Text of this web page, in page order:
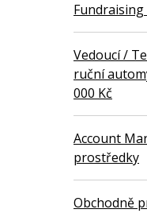
Vedoucí /
ruční
000 Kč
Account
prostředky
Obchodně